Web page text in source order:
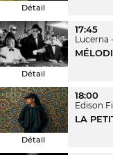
Détail
Détail
17:45
Lucerna
Détail
18:00
Edison
LA